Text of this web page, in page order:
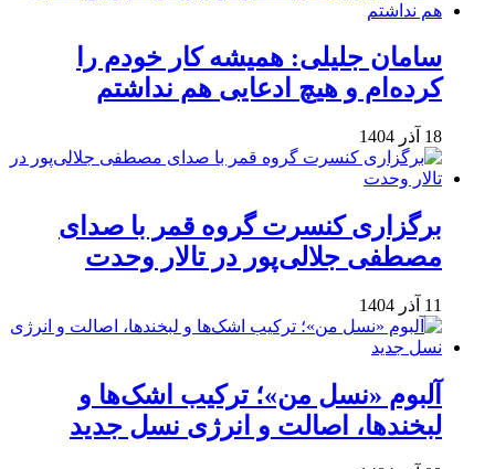
سامان جلیلی: همیشه کار خودم را
کرده‌ام و هیچ ادعایی هم نداشتم
18 آذر 1404
برگزاری کنسرت گروه قمر با صدای
مصطفی جلالی‌پور در تالار وحدت
11 آذر 1404
آلبوم «نسل من»؛ ترکیب اشک‌ها و
لبخندها، اصالت و انرژی نسل جدید